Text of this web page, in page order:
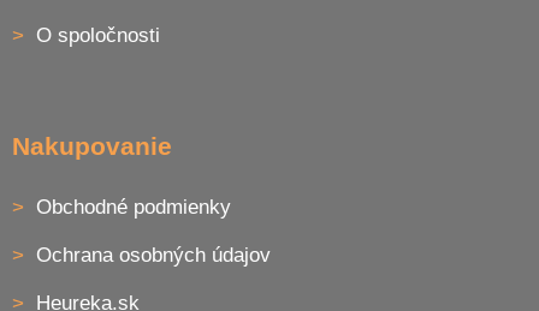
O spoločnosti
Nakupovanie
Obchodné podmienky
Ochrana osobných údajov
Heureka.sk